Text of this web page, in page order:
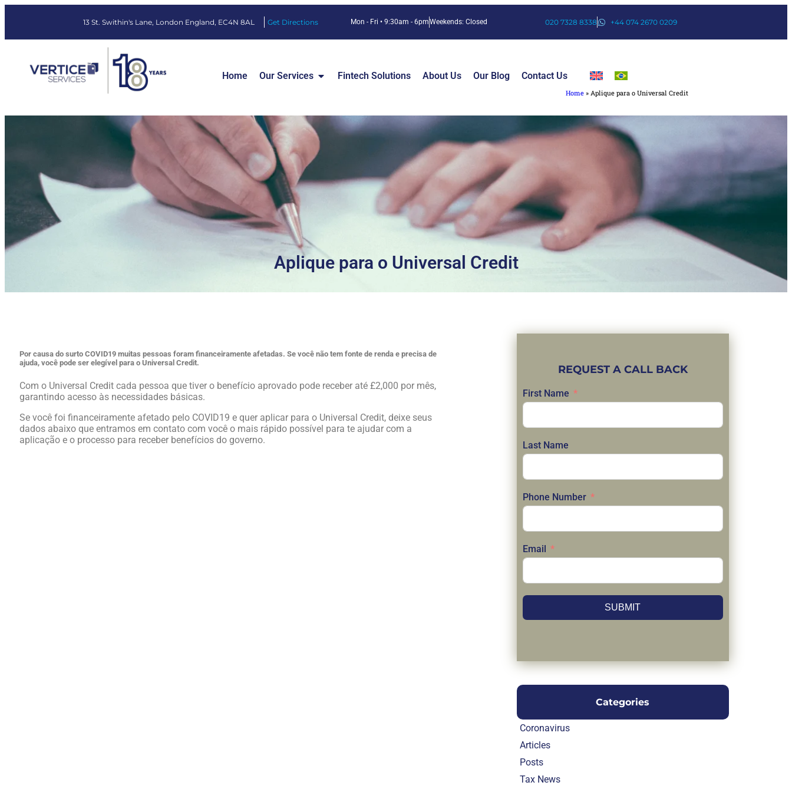
13 St. Swithin's Lane, London England, EC4N 8AL Get Directions Mon - Fri • 9:30am - 6pmWeekends: Closed 020 7328 8338 +44 074 2670 0209
Home Our Services Fintech Solutions About Us Our Blog Contact Us
Home »Aplique para o Universal Credit
Aplique para o Universal Credit
Por causa do surto COVID19 muitas pessoas foram financeiramente afetadas. Se você não tem fonte de renda e precisa de
ajuda, você pode ser elegível para o Universal Credit.
Com o Universal Credit cada pessoa que tiver o benefício aprovado pode receber até £2,000 por mês,
garantindo acesso às necessidades básicas.
Se você foi financeiramente afetado pelo COVID19 e quer aplicar para o Universal Credit, deixe seus
dados abaixo que entramos em contato com você o mais rápido possível para te ajudar com a
aplicação e o processo para receber benefícios do governo.
REQUEST A CALL BACK
First Name
Last Name
Phone Number
Email
SUBMIT
Categories
Coronavirus
Articles
Posts
Tax News